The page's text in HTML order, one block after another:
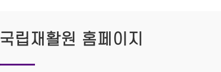
국립재활원 홈페이지